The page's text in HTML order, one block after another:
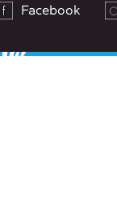
Facebook